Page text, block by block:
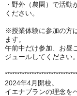
・野外（農園）で活動
ください。
※授業体験に参加の方
ます。
午前中だけ参加、お昼
ジュールしてください。
2024年4月開校。
イエナプランの理念を